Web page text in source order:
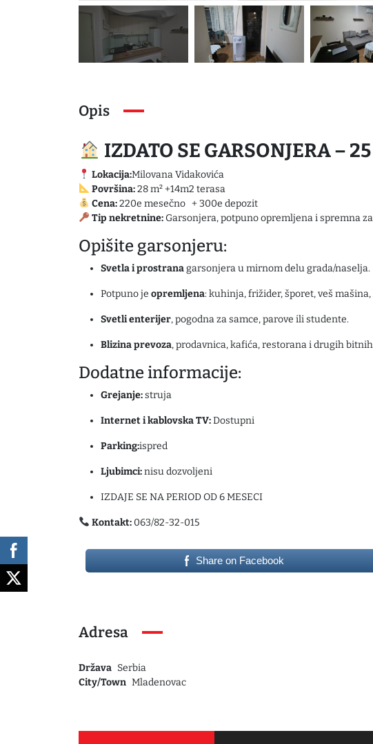
Opis
IZDATO SE GARSONJERA –
Lokacija:Milovana Vidakovića
Površina:28 m² +14m2 terasa
Cena:220e mesečno + 300e depozit
Tip nekretnine:Garsonjera, potpuno opremljena i spremna
Opišite garsonjeru:
Svetla i prostranagarsonjera u mirnom delu grada/naselja.
Potpuno je opremljena: kuhinja, frižider, šporet, veš
Svetli enterijer, pogodna za samce, parove ili studente.
Blizina prevoza, prodavnica, kafića, restorana i drugih
Dodatne informacije:
Grejanje:struja
Internet i kablovska TV:Dostupni
Parking:ispred
Ljubimci:nisu dozvoljeni
IZDAJE SE NA PERIOD OD 6 MESECI
Kontakt:063/82-32-015
Share on Facebook
Adresa
Država Serbia
City/Town Mladenovac